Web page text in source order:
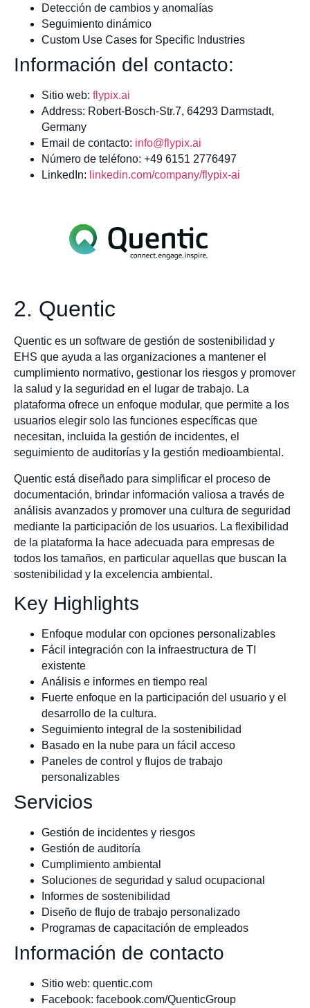
Detección de cambios y anomalías
Seguimiento dinámico
Custom Use Cases for Specific Industries
Información del contacto:
Sitio web: flypix.ai
Address: Robert-Bosch-Str.7, 64293 Darmstadt,
Germany
Email de contacto: info@flypix.ai
Número de teléfono: +49 6151 2776497
LinkedIn: linkedin.com/company/flypix-ai
2. Quentic
Quentic es un software de gestión de sostenibilidad y
EHS que ayuda a las organizaciones a mantener el
cumplimiento normativo, gestionar los riesgos y promover
la salud y la seguridad en el lugar de trabajo. La
plataforma ofrece un enfoque modular, que permite a los
usuarios elegir solo las funciones específicas que
necesitan, incluida la gestión de incidentes, el
seguimiento de auditorías y la gestión medioambiental.
Quentic está diseñado para simplificar el proceso de
documentación, brindar información valiosa a través de
análisis avanzados y promover una cultura de seguridad
mediante la participación de los usuarios. La flexibilidad
de la plataforma la hace adecuada para empresas de
todos los tamaños, en particular aquellas que buscan la
sostenibilidad y la excelencia ambiental.
Key Highlights
Enfoque modular con opciones personalizables
Fácil integración con la infraestructura de TI
existente
Análisis e informes en tiempo real
Fuerte enfoque en la participación del usuario y el
desarrollo de la cultura.
Seguimiento integral de la sostenibilidad
Basado en la nube para un fácil acceso
Paneles de control y flujos de trabajo
personalizables
Servicios
Gestión de incidentes y riesgos
Gestión de auditoría
Cumplimiento ambiental
Soluciones de seguridad y salud ocupacional
Informes de sostenibilidad
Diseño de flujo de trabajo personalizado
Programas de capacitación de empleados
Información de contacto
Sitio web: quentic.com
Facebook: facebook.com/QuenticGroup